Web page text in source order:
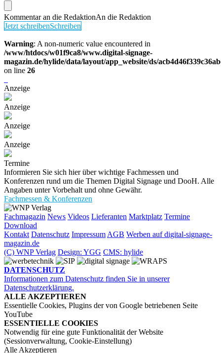
Kommentar an die RedaktionAn die Redaktion
Jetzt schreibenSchreiben
Warning: A non-numeric value encountered in
/www/htdocs/w01f9ca8/www.digital-signage-
magazin.de/hylide/data/layout/app_website/ds/
on line 26
Anzeige
Anzeige
Anzeige
Anzeige
Termine
Informieren Sie sich hier über wichtige Fachmessen und
Konferenzen rund um die Themen Digital Signage und DooH. Alle
Angaben unter Vorbehalt und ohne Gewähr.
Fachmessen & Konferenzen
Fachmagazin News Videos Lieferanten Marktplatz Termine
Download
Kontakt Datenschutz ImpressumAGB Werben auf digital-signage-
magazin.de
(C) WNP Verlag Design: YGG CMS: hylide
DATENSCHUTZ
Informationen zum Datenschutz finden Sie in unserer
Datenschutzerklärung.
ALLE AKZEPTIEREN
Essentielle Cookies, Plugins der von Google betriebenen Seite
YouTube
ESSENTIELLE COOKIES
Notwendig für eine gute Funktionalität der Website
(Sessionverwaltung, Cookie-Einstellung)
Alle Akzeptieren